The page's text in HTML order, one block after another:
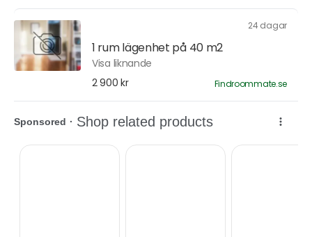
24 dagar
1 rum lägenhet på 40 m2
Visa liknande
2 900 kr
Findroommate.se